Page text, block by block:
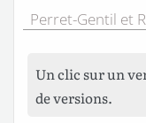
Perret-Gentil et
Un clic sur un
de versions.